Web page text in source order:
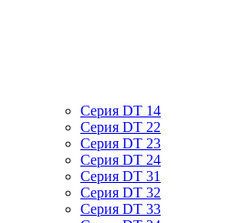
Серия DT 14
Серия DT 22
Серия DT 23
Серия DT 24
Серия DT 31
Серия DT 32
Серия DT 33